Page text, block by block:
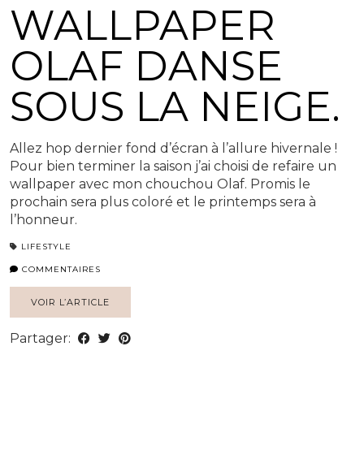
WALLPAPER
OLAF DANSE
SOUS LA NEIGE.
Allez hop dernier fond d’écran à l’allure hivernale !
Pour bien terminer la saison j’ai choisi de refaire un
wallpaper avec mon chouchou Olaf. Promis le
prochain sera plus coloré et le printemps sera à
l’honneur.
LIFESTYLE
COMMENTAIRES
VOIR L’ARTICLE
Partager: